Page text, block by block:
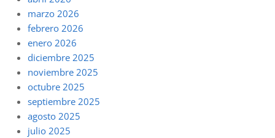
marzo 2026
febrero 2026
enero 2026
diciembre 2025
noviembre 2025
octubre 2025
septiembre 2025
agosto 2025
julio 2025